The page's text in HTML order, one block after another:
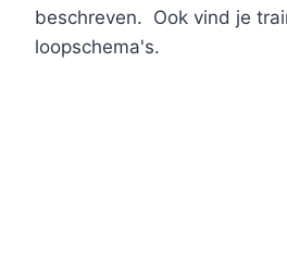
beschreven. Ook vind je
loopschema's.